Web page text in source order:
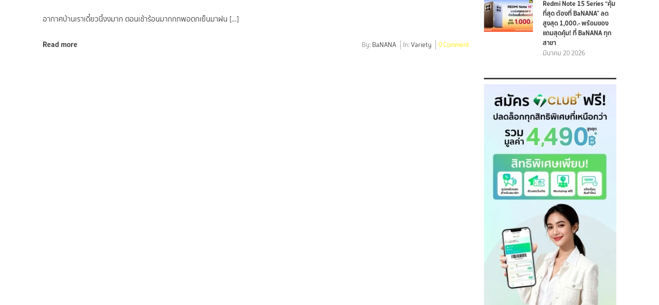
อากาศบ้านเราเดี๋ยวนี้งงมาก ตอนเช้าร้อนมากกกพอตกเย็นมาฝน […]
Read more By: BaNANA In:Variety 0 Comment
Redmi Note 15 Series “คุ้ม
ที่สุด ต้องที่ BaNANA” ลด
สูงสุด 1,000.- พร้อมของ
แถมสุดคุ้ม! ที่ BaNANA ทุก
สาขา
มีนาคม 20 2026